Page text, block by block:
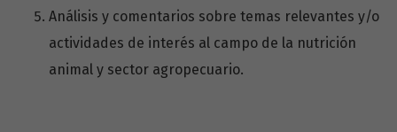
Análisis y comentarios sobre temas relevantes y/o
actividades de interés al campo de la nutrición
animal y sector agropecuario.